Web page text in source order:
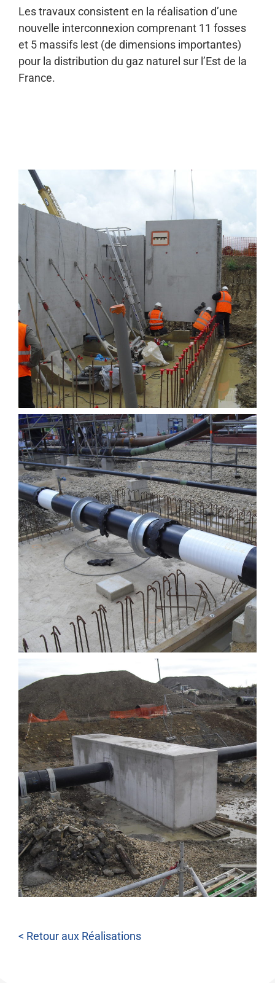
Les travaux consistent en la réalisation d’une
nouvelle interconnexion comprenant 11 fosses
et 5 massifs lest (de dimensions importantes)
pour la distribution du gaz naturel sur l’Est de la
France.
< Retour aux Réalisations